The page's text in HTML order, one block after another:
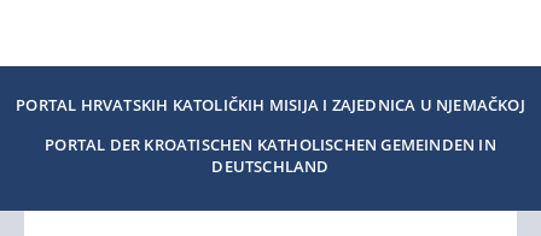
PORTAL HRVATSKIH KATOLIČKIH MISIJA I ZAJEDNICA U NJEMAČKOJ
PORTAL DER KROATISCHEN KATHOLISCHEN GEMEINDEN IN
DEUTSCHLAND